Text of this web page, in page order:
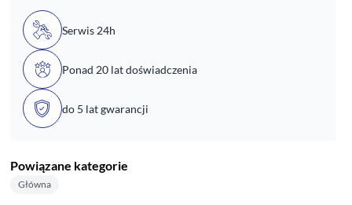
Serwis 24h
Ponad 20 lat doświadczenia
do 5 lat gwarancji
Powiązane kategorie
Główna